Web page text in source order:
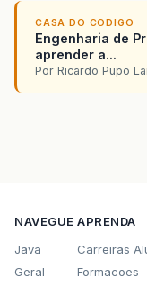
CASA DO CODIGO
Engenharia de
aprender a...
Por Ricardo Pupo
NAVEGUE
Java
Geral
APRENDA
Carreiras
Formacoes